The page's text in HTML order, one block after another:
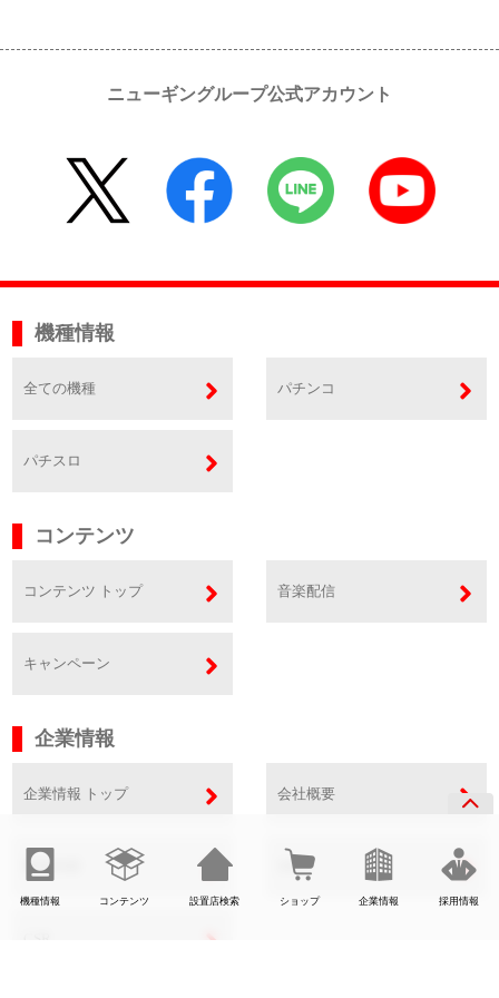
機種情報 コンテンツ 設置店検索 ショップ 企業情報 採用情報
ニューギングループ公式アカウント
機種情報
全ての機種 パチンコ
パチスロ
コンテンツ
コンテンツ トップ 音楽配信
キャンペーン
企業情報
企業情報 トップ 会社概要
事業内容 SDGs